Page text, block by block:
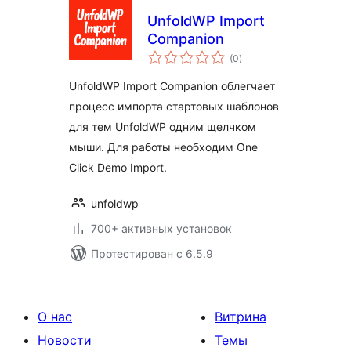
UnfoldWP Import
Companion
(0общий
рейтинг
)
UnfoldWP Import Companion облегчает
процесс импорта стартовых шаблонов
для тем UnfoldWP одним щелчком
мыши. Для работы необходим One
Click Demo Import.
unfoldwp
700+ активных установок
Протестирован с 6.5.9
О нас
Новости
Витрина
Темы